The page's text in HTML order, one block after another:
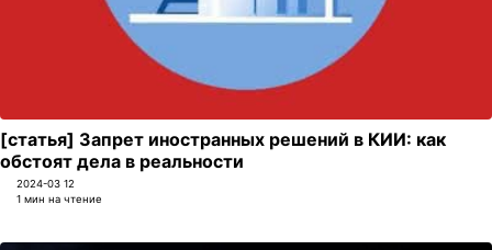
[статья] Запрет иностранных решений в КИИ: как
обстоят дела в реальности
2024-03 12
1 мин на чтение